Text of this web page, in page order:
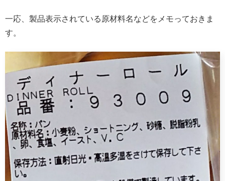
一応、製品表示されている原材料名などをメモっておきま
す。